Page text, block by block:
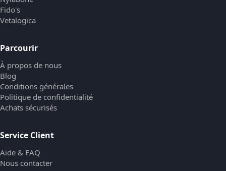
Fido's
Vetalogica
Parcourir
À propos de nous
Blog
Conditions générales
Politique de confidentialité
Achats sécurisés
Service Client
Aide & FAQ
Nous contacter